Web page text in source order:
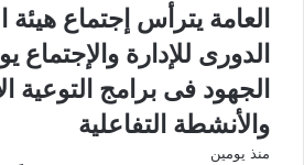
العامة يترأس إجتماع هيئة
الدورى للإدارة والإجتماع
الجهود فى برامج التوعية
والأنشطة التفاعلية
منذ يومين